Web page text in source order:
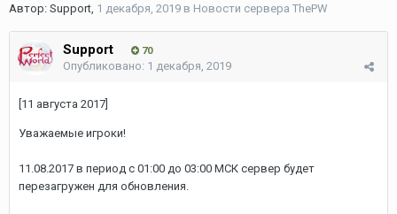
Автор: Support, 1 декабря, 2019 в Новости сервера ThePW
Support 70
Опубликовано: 1 декабря, 2019
[11 августа 2017]
Уважаемые игроки!
11.08.2017 в период с 01:00 до 03:00 МСК сервер будет
перезагружен для обновления.